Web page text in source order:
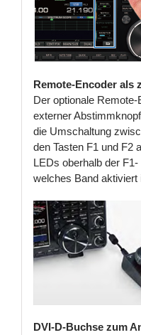
Remote-Encoder als
Der optionale
externer
die Umschaltung
den Tasten F1 und F2
LEDs oberhalb der
welches Band aktiviert
DVI-D-Buchse zum